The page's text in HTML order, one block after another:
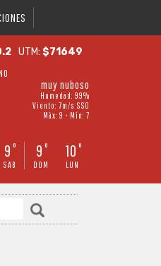
UTM:$71649
muy nuboso
Humedad: 99%
Viento: 7m/s SSO
Máx: 9 • Mín: 7
9 °
SAB
9 °
DOM
10 °
LUN